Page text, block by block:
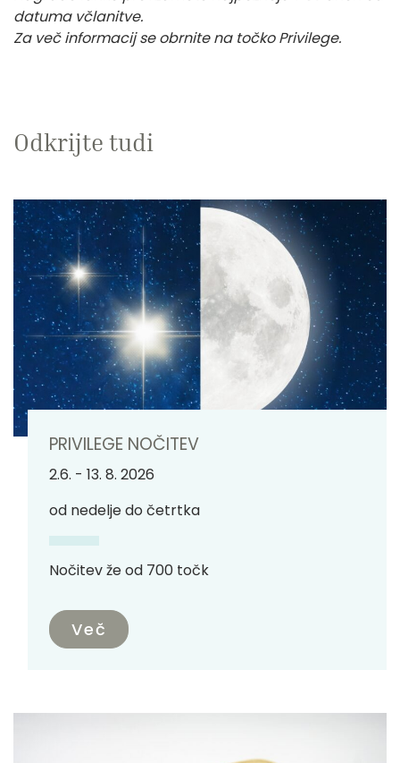
datuma včlanitve.
Za več informacij se obrnite na točko Privilege.
Odkrijte tudi
PRIVILEGE NOČITEV
2.6. - 13. 8. 2026
od nedelje do četrtka
Nočitev že od 700 točk
Več